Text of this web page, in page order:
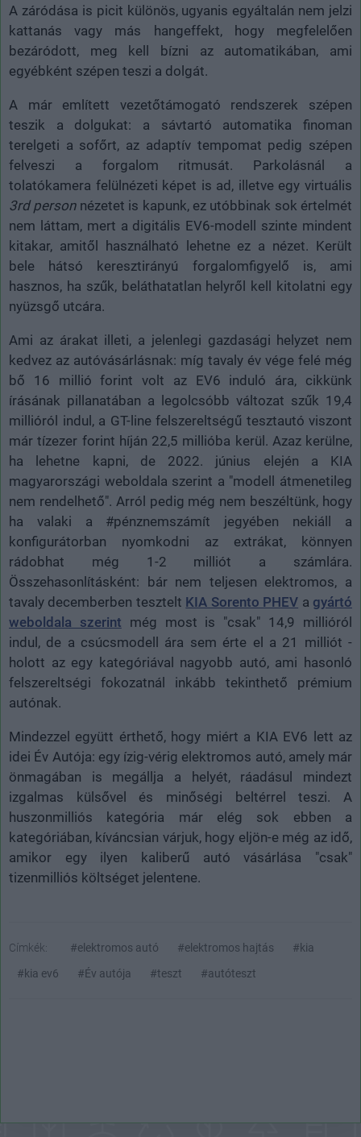
A záródása is picit különös, ugyanis egyáltalán nem jelzi
kattanás vagy más hangeffekt, hogy megfelelően
bezáródott, meg kell bízni az automatikában, ami
egyébként szépen teszi a dolgát.
A már említett vezetőtámogató rendszerek szépen
teszik a dolgukat: a sávtartó automatika finoman
terelgeti a sofőrt, az adaptív tempomat pedig szépen
felveszi a forgalom ritmusát. Parkolásnál a
tolatókamera felülnézeti képet is ad, illetve egy virtuális
3rd personnézetet is kapunk, ez utóbbinak sok értelmét
nem láttam, mert a digitális EV6-modell szinte mindent
kitakar, amitől használható lehetne ez a nézet. Került
bele hátsó keresztirányú forgalomfigyelő is, ami
hasznos, ha szűk, beláthatatlan helyről kell kitolatni egy
nyüzsgő utcára.
Ami az árakat illeti, a jelenlegi gazdasági helyzet nem
kedvez az autóvásárlásnak: míg tavaly év vége felé még
bő 16 millió forint volt az EV6 induló ára, cikkünk
írásának pillanatában a legolcsóbb változat szűk 19,4
millióról indul, a GT-line felszereltségű tesztautó viszont
már tízezer forint híján 22,5 millióba kerül. Azaz kerülne,
ha lehetne kapni, de 2022. június elején a KIA
magyarországi weboldala szerint a "modell átmenetileg
nem rendelhető". Arról pedig még nem beszéltünk, hogy
ha valaki a #pénznemszámít jegyében nekiáll a
konfigurátorban nyomkodni az extrákat, könnyen
rádobhat még 1-2 milliót a számlára.
Összehasonlításként: bár nem teljesen elektromos, a
tavaly decemberben tesztelt KIA Sorento PHEV a gyártó
weboldala szerint még most is "csak" 14,9 millióról
indul, de a csúcsmodell ára sem érte el a 21 milliót -
holott az egy kategóriával nagyobb autó, ami hasonló
felszereltségi fokozatnál inkább tekinthető prémium
autónak.
Mindezzel együtt érthető, hogy miért a KIA EV6 lett az
idei Év Autója: egy ízig-vérig elektromos autó, amely már
önmagában is megállja a helyét, ráadásul mindezt
izgalmas külsővel és minőségi beltérrel teszi. A
huszonmilliós kategória már elég sok ebben a
kategóriában, kíváncsian várjuk, hogy eljön-e még az idő,
amikor egy ilyen kaliberű autó vásárlása "csak"
tizenmilliós költséget jelentene.
Címkék: #elektromos autó #elektromos hajtás
#kia
#kia ev6
#Év autója #teszt #autóteszt